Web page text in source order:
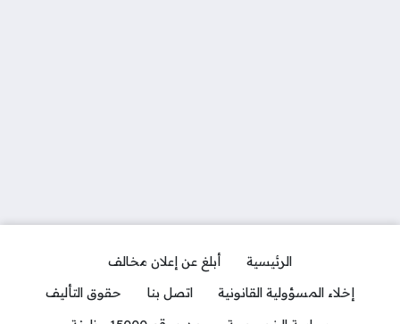
الرئيسية
أبلغ عن إعلان مخالف
إخلاء المسؤولية القانونية
اتصل بنا
حقوق التأليف